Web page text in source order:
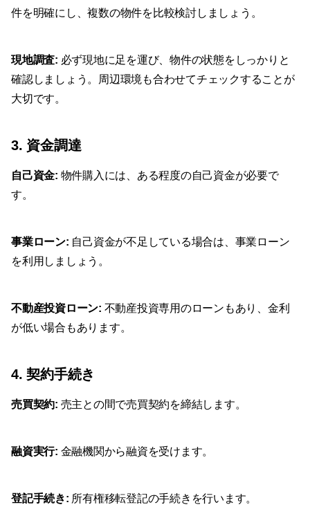
件を明確にし、複数の物件を比較検討しましょう。
現地調査: 必ず現地に足を運び、物件の状態をしっかりと
確認しましょう。周辺環境も合わせてチェックすることが
大切です。
3. 資金調達
自己資金: 物件購入には、ある程度の自己資金が必要で
す。
事業ローン: 自己資金が不足している場合は、事業ローン
を利用しましょう。
不動産投資ローン: 不動産投資専用のローンもあり、金利
が低い場合もあります。
4. 契約手続き
売買契約: 売主との間で売買契約を締結します。
融資実行: 金融機関から融資を受けます。
登記手続き: 所有権移転登記の手続きを行います。